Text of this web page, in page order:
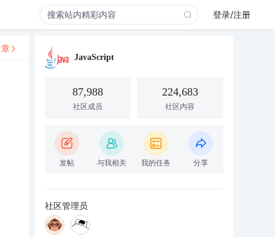
登录/注册
JavaScript
87,988
社区成员
224,683
社区内容
发帖 与我相关 我的任务 分享
社区管理员